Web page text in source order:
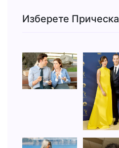
Изберете Прическа